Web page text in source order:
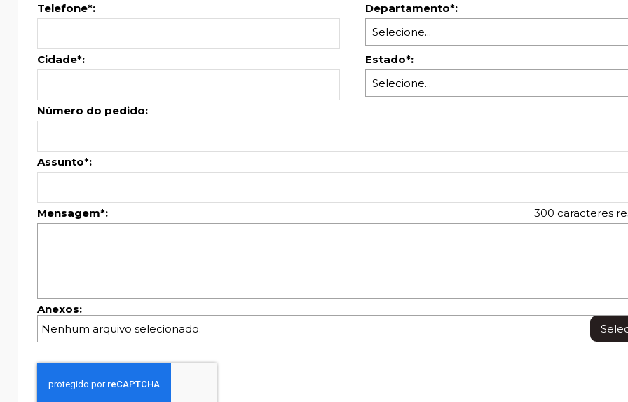
Telefone*: Departamento*:
Cidade*: Estado*:
Número do pedido:
Assunto*:
Mensagem*: 300 caracteres
Anexos:
Nenhum arquivo selecionado.